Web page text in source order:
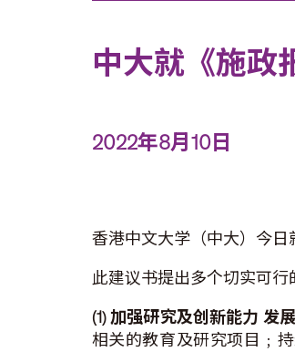
中大就《施政
2022年8月10日
香港中文大学（中大）今日
此建议书提出多个切实可
(1) 加强研究及创新能力 发
相关的教育及研究项目﹔